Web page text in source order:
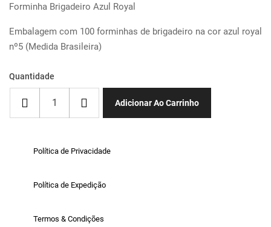
Forminha Brigadeiro Azul Royal
Embalagem com 100 forminhas de brigadeiro na cor azul royal
nº5 (Medida Brasileira)
Quantidade
Adicionar Ao Carrinho
Política de Privacidade
Política de Expedição
Termos & Condições